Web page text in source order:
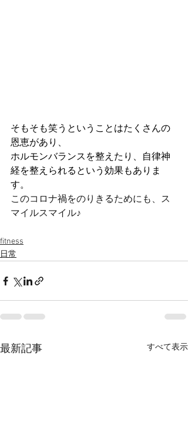
そもそも笑うということはたくさんの
恩恵があり、
ホルモンバランスを整えたり、自律神
経を整えられるという効果もありま
す。
このコロナ禍をのりきるためにも、ス
マイルスマイル♪
fitness
日常
最新記事 すべて表示